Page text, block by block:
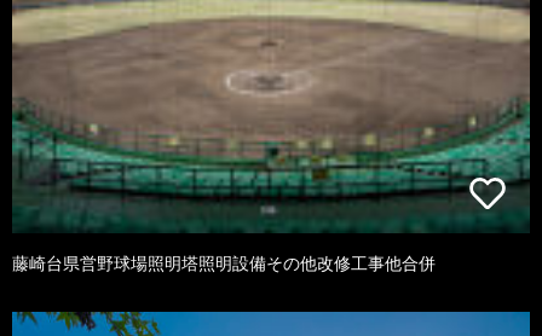
藤崎台県営野球場照明塔照明設備その他改修工事他合併